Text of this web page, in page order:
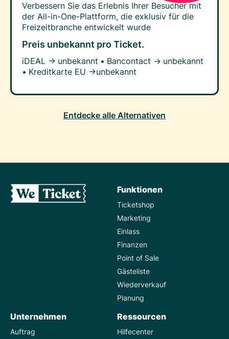
Verbessern Sie das Erlebnis Ihrer Besucher mit
der All-in-One-Plattform, die exklusiv für die
Freizeitbranche entwickelt wurde
Preis unbekannt pro Ticket.
iDEAL → unbekannt • Bancontact → unbekannt
• Kreditkarte EU →unbekannt
Entdecke alle Alternativen
Funktionen
Ticketshop
Marketing
Einlass
Finanzen
Point of Sale
Gästeliste
Wiederverkauf
Planung
Unternehmen
Auftrag
Ressourcen
Hilfecenter